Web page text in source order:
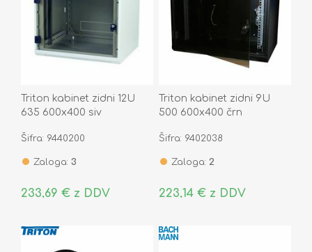
Triton kabinet zidni 12U
635 600x400 siv
Šifra: 9440200
Zaloga: 3
233,69 € z DDV
Triton kabinet zidni 9U
500 600x400 črn
Šifra: 9402038
Zaloga: 2
223,14 € z DDV